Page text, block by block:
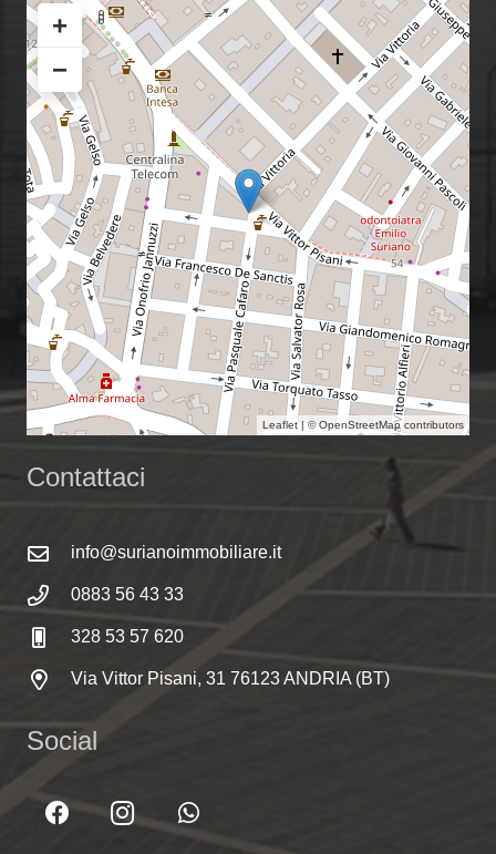
+
−
Leaflet | ©OpenStreetMap contributors
Contattaci
info@surianoimmobiliare.it
0883 56 43 33
328 53 57 620
Via Vittor Pisani, 31 76123 ANDRIA (BT)
Social